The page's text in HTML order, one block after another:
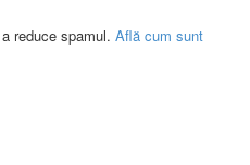
reduce spamul. Află cum sunt